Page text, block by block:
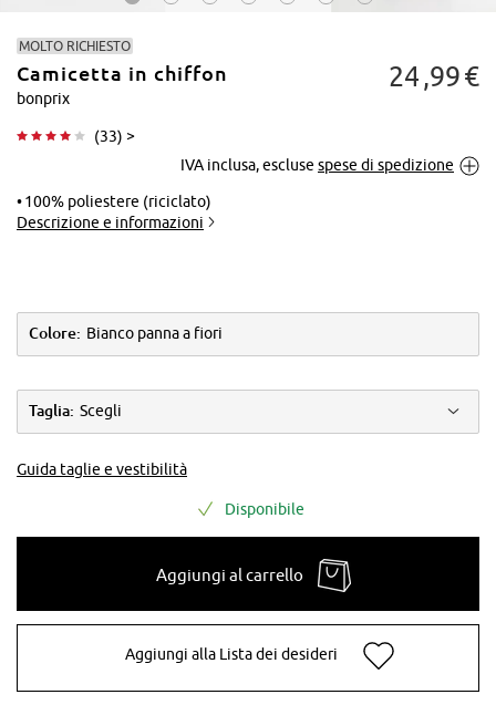
Tocca per
MOLTO RICHIESTO
Camicetta in chiffon
bonprix
(33) >
24 99€
IVA inclusa, escluse spese di spedizione
100% poliestere (riciclato)
Descrizione e informazioni
Colore: Bianco panna a fiori
Taglia: Scegli
Guida taglie e vestibilità
Disponibile
Aggiungi al carrello
Aggiungi alla Lista dei desideri